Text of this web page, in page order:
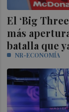
El ‘Big
más
batalla que
NR-ECONOMÍA